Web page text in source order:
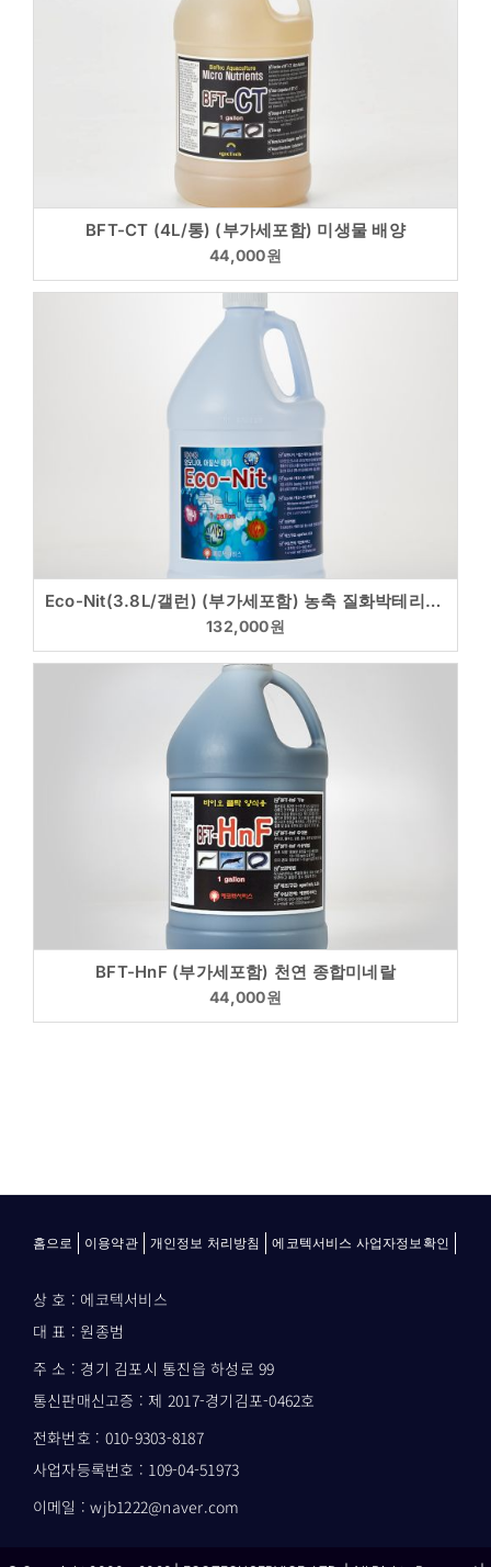
BFT-CT (4L/통) (부가세포함) 미생물 배양
44,000원
Eco-Nit(3.8L/갤런) (부가세포함) 농축 질화박테리아 순환여과(RAS) 전용 담수,해수 구분
132,000원
BFT-HnF (부가세포함) 천연 종합미네랄
44,000원
홈으로 이용약관 개인정보 처리방침 에코텍서비스 사업자정보확인
상 호 : 에코텍서비스
대 표 : 원종범
주 소 : 경기 김포시 통진읍 하성로 99
통신판매신고증 : 제 2017-경기김포-0462호
전화번호 : 010-9303-8187
사업자등록번호 : 109-04-51973
이메일 : wjb1222@naver.com